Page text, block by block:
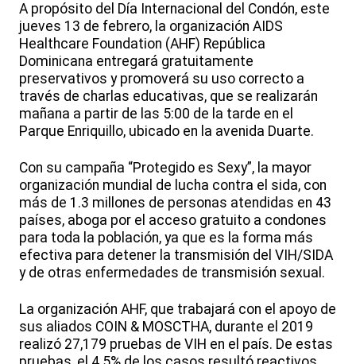
A propósito del Día Internacional del Condón, este
jueves 13 de febrero, la organización AIDS
Healthcare Foundation (AHF) República
Dominicana entregará gratuitamente
preservativos y promoverá su uso correcto a
través de charlas educativas, que se realizarán
mañana a partir de las 5:00 de la tarde en el
Parque Enriquillo, ubicado en la avenida Duarte.
Con su campaña “Protegido es Sexy”, la mayor
organización mundial de lucha contra el sida, con
más de 1.3 millones de personas atendidas en 43
países, aboga por el acceso gratuito a condones
para toda la población, ya que es la forma más
efectiva para detener la transmisión del VIH/SIDA
y de otras enfermedades de transmisión sexual.
La organización AHF, que trabajará con el apoyo de
sus aliados COIN & MOSCTHA, durante el 2019
realizó 27,179 pruebas de VIH en el país. De estas